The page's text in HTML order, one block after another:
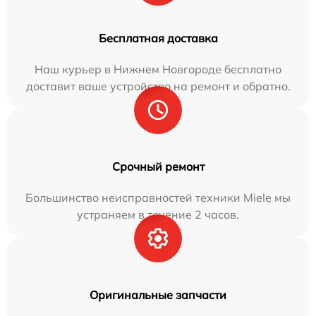
Бесплатная доставка
Наш курьер в Нижнем Новгороде бесплатно
доставит ваше устройство на ремонт и обратно.
Срочный ремонт
Большинство неисправностей техники Miele мы
устраняем в течение 2 часов.
Оригинальные запчасти